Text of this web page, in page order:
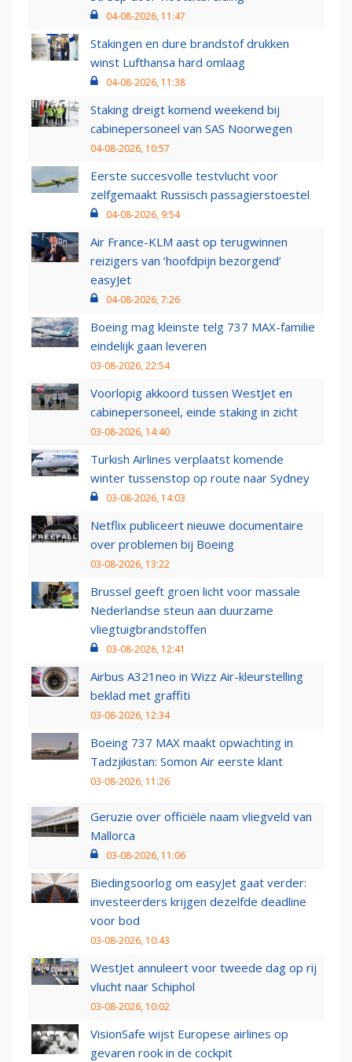
04-08-2026, 11:47
Stakingen en dure brandstof drukken
winst Lufthansa hard omlaag
04-08-2026, 11:38
Staking dreigt komend weekend bij
cabinepersoneel van SAS Noorwegen
04-08-2026, 10:57
Eerste succesvolle testvlucht voor
zelfgemaakt Russisch passagierstoestel
04-08-2026, 9:54
Air France-KLM aast op terugwinnen
reizigers van ‘hoofdpijn bezorgend’
easyJet
04-08-2026, 7:26
Boeing mag kleinste telg 737 MAX-familie
eindelijk gaan leveren
03-08-2026, 22:54
Voorlopig akkoord tussen WestJet en
cabinepersoneel, einde staking in zicht
03-08-2026, 14:40
Turkish Airlines verplaatst komende
winter tussenstop op route naar Sydney
03-08-2026, 14:03
Netflix publiceert nieuwe documentaire
over problemen bij Boeing
03-08-2026, 13:22
Brussel geeft groen licht voor massale
Nederlandse steun aan duurzame
vliegtuigbrandstoffen
03-08-2026, 12:41
Airbus A321neo in Wizz Air-kleurstelling
beklad met graffiti
03-08-2026, 12:34
Boeing 737 MAX maakt opwachting in
Tadzjikistan: Somon Air eerste klant
03-08-2026, 11:26
Geruzie over officiële naam vliegveld van
Mallorca
03-08-2026, 11:06
Biedingsoorlog om easyJet gaat verder:
investeerders krijgen dezelfde deadline
voor bod
03-08-2026, 10:43
WestJet annuleert voor tweede dag op rij
vlucht naar Schiphol
03-08-2026, 10:02
VisionSafe wijst Europese airlines op
gevaren rook in de cockpit